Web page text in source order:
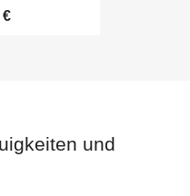
€
und